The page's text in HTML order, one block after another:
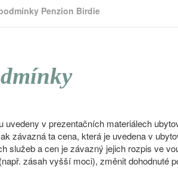
Penzion Birdie
v prezentačních materiálech
závazná ta cena, která je uvedena v
služeb a cen je závazný jejich rozpis ve
zásah vyšší moci), změnit dohodnuté